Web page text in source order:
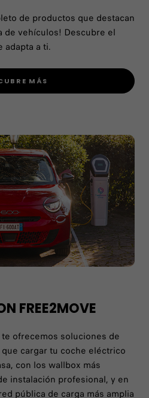
de productos que destacan
de vehículos! Descubre el
adapta a ti.
MÁS
FREE2MOVE
ofrecemos soluciones de
cargar tu coche eléctrico
con los wallbox más
instalación profesional, y en
pública de carga más amplia